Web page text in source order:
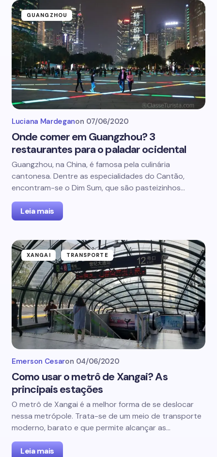
GUANGZHOU
Luciana Mardeganon 07/06/2020
Onde comer em Guangzhou? 3
restaurantes para o paladar ocidental
Guangzhou, na China, é famosa pela culinária
cantonesa. Dentre as especialidades do Cantão,
encontram-se o Dim Sum, que são pasteizinhos…
Leia mais
XANGAI TRANSPORTE
Emerson Cesaron 04/06/2020
Como usar o metrô de Xangai? As
principais estações
O metrô de Xangai é a melhor forma de se deslocar
nessa metrópole. Trata-se de um meio de transporte
moderno, barato e que permite alcançar as…
Leia mais